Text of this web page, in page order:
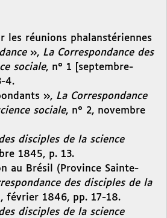
les réunions phalanstériennes
», La Correspondance des
sociale, n° 1 [septembre-
4.
», La Correspondance
sociale, n° 2, novembre
disciples de la science
1845, p. 13.
au Brésil (Province Sainte-
des disciples de la
février 1846, pp. 17-18.
disciples de la science